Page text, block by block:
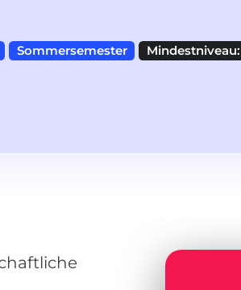
Sommersemester Mindestniveau: